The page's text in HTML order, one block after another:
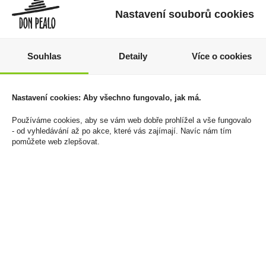
jednorázová Elf Bar 600
Blue Razz Citrus
20mg/ml
195 Kč
Cena za:1 ks
Cena za:
Nastavení souborů cookies
Souhlas Detaily Více o cookies
Nastavení cookies: Aby všechno fungovalo, jak má.
Používáme cookies, aby se vám web dobře prohlížel a vše fungovalo
- od vyhledávání až po akce, které vás zajímají. Navíc nám tím
pomůžete web zlepšovat.